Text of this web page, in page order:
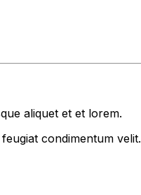
aliquet et et lorem.
condimentum velit.